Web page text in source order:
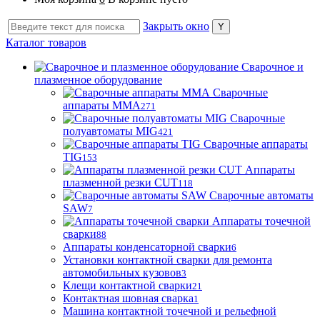
Закрыть окно
Каталог товаров
Сварочное и
плазменное оборудование
Сварочные
аппараты MMA271
Сварочные
полуавтоматы MIG421
Сварочные аппараты
TIG153
Аппараты
плазменной резки CUT118
Сварочные автоматы
SAW7
Аппараты точечной
сварки88
Аппараты конденсаторной сварки6
Установки контактной сварки для ремонта
автомобильных кузовов3
Клещи контактной сварки21
Контактная шовная сварка1
Машина контактной точечной и рельефной